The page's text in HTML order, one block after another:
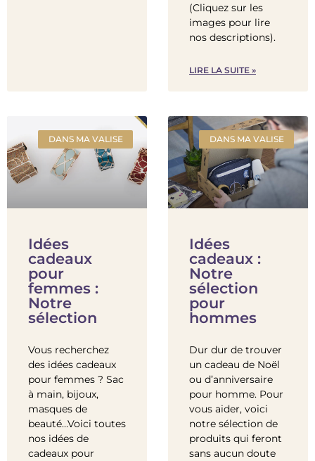
(Cliquez sur les
images pour lire
nos descriptions).
LIRE LA SUITE »
DANS MA VALISE
Idées
cadeaux
pour
femmes :
Notre
sélection
Vous recherchez
des idées cadeaux
pour femmes ? Sac
à main, bijoux,
masques de
beauté…Voici toutes
nos idées de
cadeaux pour
DANS MA VALISE
Idées
cadeaux :
Notre
sélection
pour
hommes
Dur dur de trouver
un cadeau de Noël
ou d’anniversaire
pour homme. Pour
vous aider, voici
notre sélection de
produits qui feront
sans aucun doute